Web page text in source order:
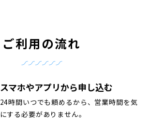
ご利用の流れ
スマホやアプリから申し込む
24時間いつでも頼めるから、営業時間を気
にする必要がありません。